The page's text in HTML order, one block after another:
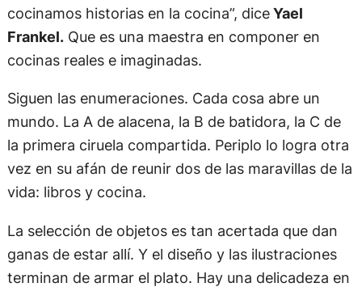
cocinamos historias en la cocina”, diceYael
Frankel.Que es una maestra en componer en
cocinas reales e imaginadas.
Siguen las enumeraciones. Cada cosa abre un
mundo. La A de alacena, la B de batidora, la C de
la primera ciruela compartida. Periplo lo logra otra
vez en su afán de reunir dos de las maravillas de la
vida: libros y cocina.
La selección de objetos es tan acertada que dan
ganas de estar allí. Y el diseño y las ilustraciones
terminan de armar el plato. Hay una delicadeza en